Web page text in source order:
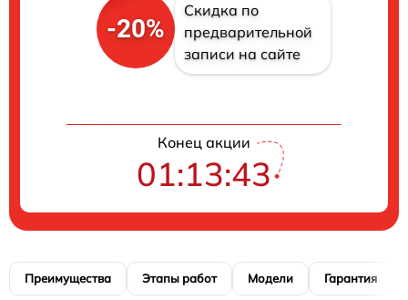
-20%
Скидка по
предварительной
записи на сайте
Конец акции
01:13:42
Преимущества Этапы работ Модели Гарантия